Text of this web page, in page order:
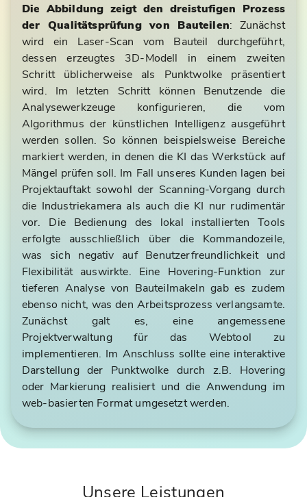
Die Abbildung zeigt den dreistufigen Prozess
der Qualitätsprüfung von Bauteilen: Zunächst
wird ein Laser-Scan vom Bauteil durchgeführt,
dessen erzeugtes 3D-Modell in einem zweiten
Schritt üblicherweise als Punktwolke präsentiert
wird. Im letzten Schritt können Benutzende die
Analysewerkzeuge konfigurieren, die vom
Algorithmus der künstlichen Intelligenz ausgeführt
werden sollen. So können beispielsweise Bereiche
markiert werden, in denen die KI das Werkstück auf
Mängel prüfen soll. Im Fall unseres Kunden lagen bei
Projektauftakt sowohl der Scanning-Vorgang durch
die Industriekamera als auch die KI nur rudimentär
vor. Die Bedienung des lokal installierten Tools
erfolgte ausschließlich über die Kommandozeile,
was sich negativ auf Benutzerfreundlichkeit und
Flexibilität auswirkte. Eine Hovering-Funktion zur
tieferen Analyse von Bauteilmakeln gab es zudem
ebenso nicht, was den Arbeitsprozess verlangsamte.
Zunächst galt es, eine angemessene
Projektverwaltung für das Webtool zu
implementieren. Im Anschluss sollte eine interaktive
Darstellung der Punktwolke durch z.B. Hovering
oder Markierung realisiert und die Anwendung im
web-basierten Format umgesetzt werden.
Unsere Leistungen